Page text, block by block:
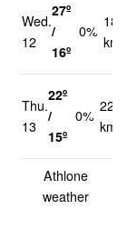
Wed.
12
27º
/
16º
0%
18
Thu.
13
22º
/
15º
0%
22
km/h
Athlone
weather